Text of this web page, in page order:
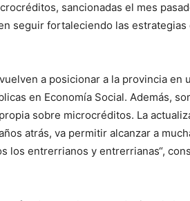
sancionadas el mes
seguir fortaleciendo las
a posicionar a la provincia
en Economía Social. Además,
sobre microcréditos. La
atrás, va permitir alcanzar a
los entrerrianos y entrerrianas“,